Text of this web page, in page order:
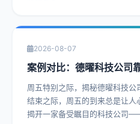
2026-08-07
案例对比：德曜科技公司
周五特别之际，揭秘德曜科技公司靠谱程度 在
结束之际，周五的到来总是让
揭开一家备受瞩目的科技公司